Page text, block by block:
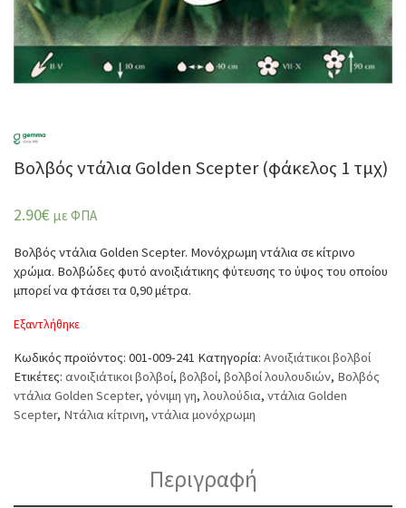
Βολβός ντάλια Golden Scepter (φάκελος 1 τμχ)
2.90€ με ΦΠΑ
Βολβός ντάλια Golden Scepter. Μονόχρωμη ντάλια σε κίτρινο
χρώμα. Βολβώδες φυτό ανοιξιάτικης φύτευσης το ύψος του οποίου
μπορεί να φτάσει τα 0,90 μέτρα.
Εξαντλήθηκε
Κωδικός προϊόντος: 001-009-241 Κατηγορία: Ανοιξιάτικοι βολβοί
Ετικέτες: ανοιξιάτικοι βολβοί, βολβοί, βολβοί λουλουδιών, Βολβός
ντάλια Golden Scepter, γόνιμη γη, λουλούδια, ντάλια Golden
Scepter, Ντάλια κίτρινη, ντάλια μονόχρωμη
Περιγραφή